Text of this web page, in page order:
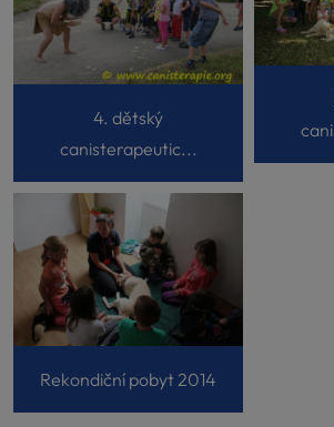
4. dětský
canisterapeutic...
Rekondiční pobyt 2014